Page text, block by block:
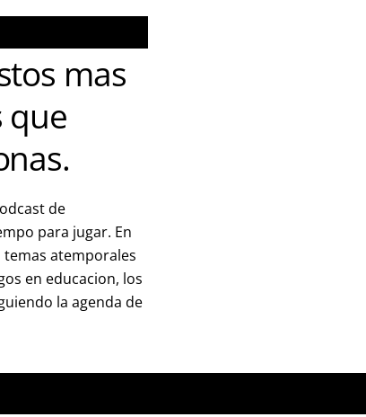
mas
que
de
para jugar. En
atemporales
en educacion, los
la agenda de